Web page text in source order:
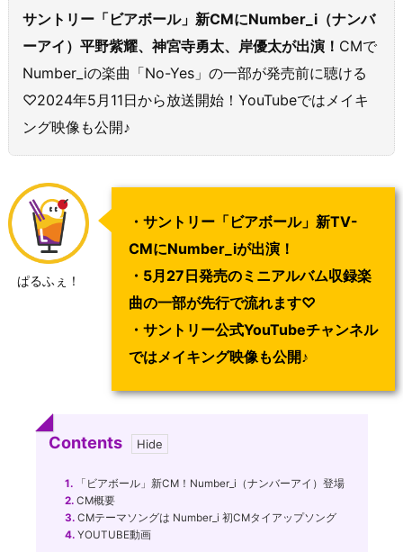
サントリー「ビアボール」新CMにNumber_i（ナンバ
ーアイ）平野紫耀、神宮寺勇太、岸優太が出演！ CMで
Number_iの楽曲「No-Yes」の一部が発売前に聴ける
♡2024年5月11日から放送開始！YouTubeではメイキ
ング映像も公開♪
ぱるふぇ！
・サントリー「ビアボール」新TV-
CMにNumber_iが出演！
・5月27日発売のミニアルバム収録楽
曲の一部が先行で流れます♡
・サントリー公式YouTubeチャンネル
ではメイキング映像も公開♪
Contents
1.「ビアボール」新CM！Number_i（ナンバーアイ）登場
2.CM概要
3.CMテーマソングは Number_i 初CMタイアップソング
4.YOUTUBE動画